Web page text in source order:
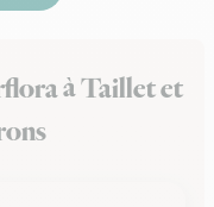
à Taillet et